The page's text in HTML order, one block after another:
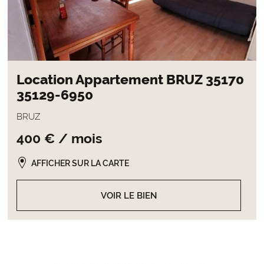
Location Appartement BRUZ 35170
35129-6950
BRUZ
400 € / mois
VOIR LE BIEN
AFFICHER SUR LA CARTE